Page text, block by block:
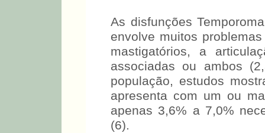
As disfunções
envolve muitos
mastigatórios, a
associadas ou ambos
população, estudos
apresenta com um ou
apenas 3,6% a 7,0%
(6).